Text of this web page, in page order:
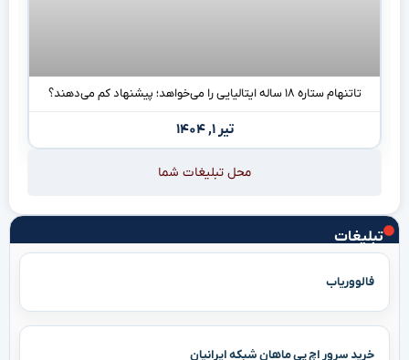
تبلیغات
فالووریاب
خرید سرور اچ پی ماهان شبکه ایرانیان
تاتنهام ستاره ۱۸ ساله ایتالیایی را می‌خواهد؛ پیشنهاد کم می‌دهند؟
تیر ۱, ۱۴۰۴
محل تبلیغات شما